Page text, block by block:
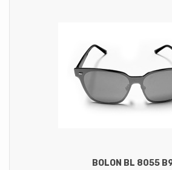
BOLON BL 8055